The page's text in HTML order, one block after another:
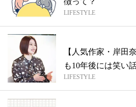
LIFESTYLE
【人気作家・岸田
も10年後には笑い
考...
LIFESTYLE